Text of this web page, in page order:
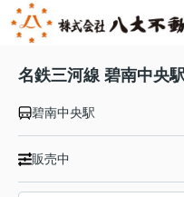
名鉄三河線 碧南中央
碧南中央駅
販売中